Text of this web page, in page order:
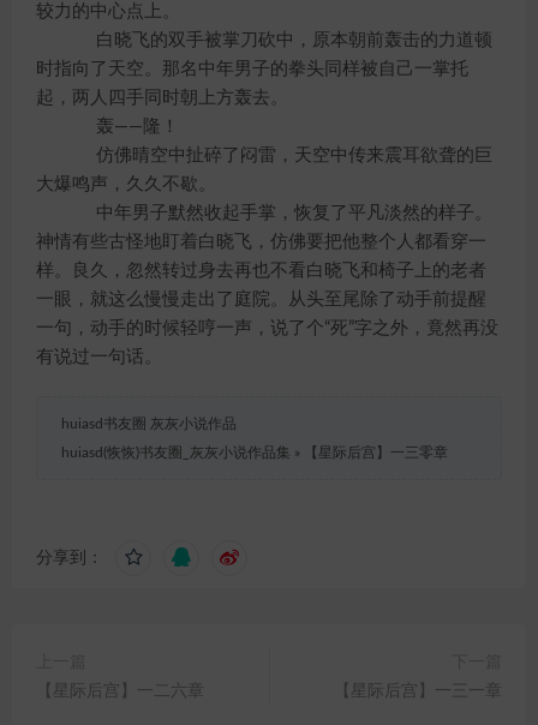
较力的中心点上。
白晓飞的双手被掌刀砍中，原本朝前轰击的力道顿
时指向了天空。那名中年男子的拳头同样被自己一掌托
起，两人四手同时朝上方轰去。
轰——隆！
仿佛晴空中扯碎了闷雷，天空中传来震耳欲聋的巨
大爆鸣声，久久不歇。
中年男子默然收起手掌，恢复了平凡淡然的样子。
神情有些古怪地盯着白晓飞，仿佛要把他整个人都看穿一
样。良久，忽然转过身去再也不看白晓飞和椅子上的老者
一眼，就这么慢慢走出了庭院。从头至尾除了动手前提醒
一句，动手的时候轻哼一声，说了个“死”字之外，竟然再没
有说过一句话。
huiasd书友圈 灰灰小说作品
huiasd(恢恢)书友圈_灰灰小说作品集 » 【星际后宫】一三零章
分享到：
【星际后宫】一二六章
【星际后宫】一三一章